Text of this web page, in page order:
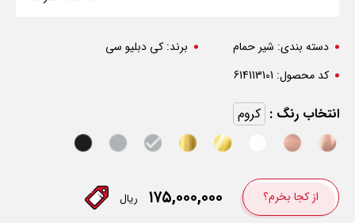
دسته بندی: شیر حمام برند: کی دبلیو سی
کد محصول: 614113101
انتخاب رنگ : کروم
از کجا بخرم؟ ۱۷۵,۰۰۰,۰۰۰ ریال